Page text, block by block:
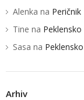
Alenka na Peričnik
Tine na
Sasa na
Arhiv